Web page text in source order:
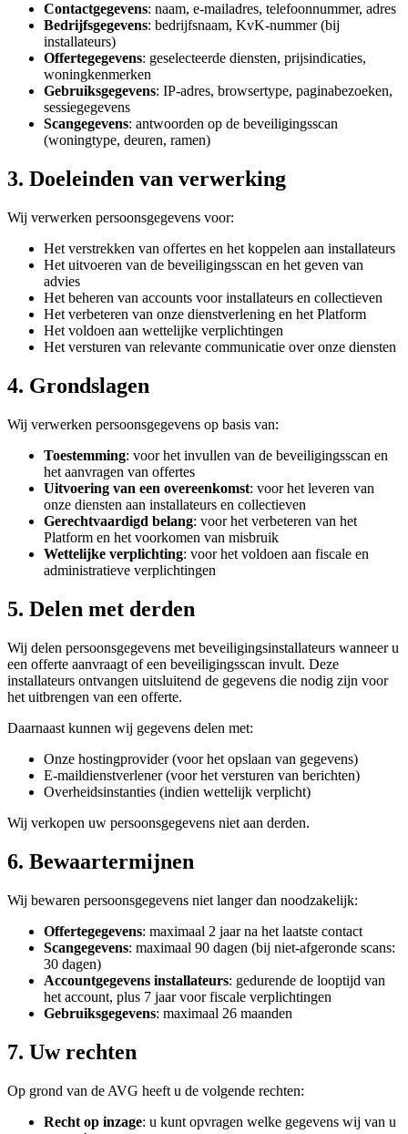
Contactgegevens: naam, e-mailadres, telefoonnummer, adres
Bedrijfsgegevens: bedrijfsnaam, KvK-nummer (bij
installateurs)
Offertegegevens: geselecteerde diensten, prijsindicaties,
woningkenmerken
Gebruiksgegevens: IP-adres, browsertype, paginabezoeken,
sessiegegevens
Scangegevens: antwoorden op de beveiligingsscan
(woningtype, deuren, ramen)
3. Doeleinden van verwerking
Wij verwerken persoonsgegevens voor:
Het verstrekken van offertes en het koppelen aan installateurs
Het uitvoeren van de beveiligingsscan en het geven van
advies
Het beheren van accounts voor installateurs en collectieven
Het verbeteren van onze dienstverlening en het Platform
Het voldoen aan wettelijke verplichtingen
Het versturen van relevante communicatie over onze diensten
4. Grondslagen
Wij verwerken persoonsgegevens op basis van:
Toestemming: voor het invullen van de beveiligingsscan en
het aanvragen van offertes
Uitvoering van een overeenkomst: voor het leveren van
onze diensten aan installateurs en collectieven
Gerechtvaardigd belang: voor het verbeteren van het
Platform en het voorkomen van misbruik
Wettelijke verplichting: voor het voldoen aan fiscale en
administratieve verplichtingen
5. Delen met derden
Wij delen persoonsgegevens met beveiligingsinstallateurs wanneer u
een offerte aanvraagt of een beveiligingsscan invult. Deze
installateurs ontvangen uitsluitend de gegevens die nodig zijn voor
het uitbrengen van een offerte.
Daarnaast kunnen wij gegevens delen met:
Onze hostingprovider (voor het opslaan van gegevens)
E-maildienstverlener (voor het versturen van berichten)
Overheidsinstanties (indien wettelijk verplicht)
Wij verkopen uw persoonsgegevens niet aan derden.
6. Bewaartermijnen
Wij bewaren persoonsgegevens niet langer dan noodzakelijk:
Offertegegevens: maximaal 2 jaar na het laatste contact
Scangegevens: maximaal 90 dagen (bij niet-afgeronde scans:
30 dagen)
Accountgegevens installateurs: gedurende de looptijd van
het account, plus 7 jaar voor fiscale verplichtingen
Gebruiksgegevens: maximaal 26 maanden
7. Uw rechten
Op grond van de AVG heeft u de volgende rechten:
Recht op inzage: u kunt opvragen welke gegevens wij van u